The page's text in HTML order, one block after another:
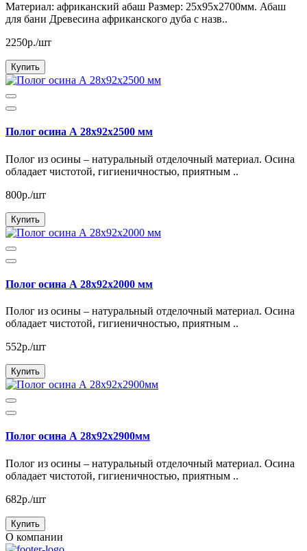
Материал: африканский абаш Размер: 25х95х2700мм. Абаш
для бани Древесина африканского дуба с назв..
2250р./шт
Купить
Полог осина А 28х92х2500 мм
Полог из осины – натуральный отделочный материал. Осина
обладает чистотой, гигиеничностью, приятным ..
800р./шт
Купить
Полог осина А 28х92х2000 мм
Полог из осины – натуральный отделочный материал. Осина
обладает чистотой, гигиеничностью, приятным ..
552р./шт
Купить
Полог осина А 28х92х2900мм
Полог из осины – натуральный отделочный материал. Осина
обладает чистотой, гигиеничностью, приятным ..
682р./шт
Купить
О компании